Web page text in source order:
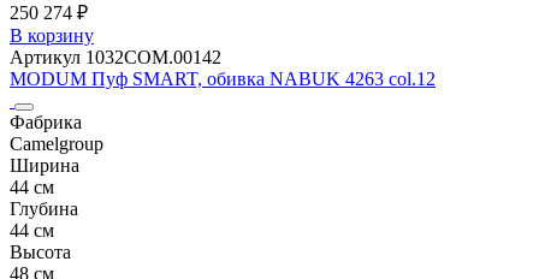
250 274 ₽
В корзину
Артикул 1032COM.00142
MODUM Пуф SMART, обивка NABUK 4263 col.12
Фабрика
Camelgroup
Ширина
44 см
Глубина
44 см
Высота
48 см